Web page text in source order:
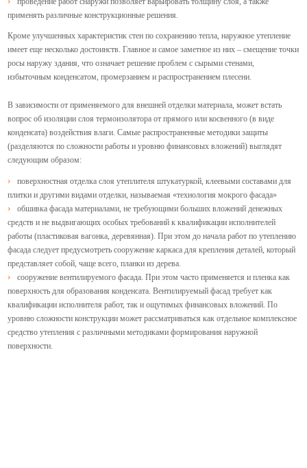
применять различные конструкционные решения.
Кроме улучшенных характеристик стен по сохранению тепла, наружное утепление
имеет еще несколько достоинств.Главное и самое заметное из них – смещение точки
росы наружу здания, что означает решение проблем с сырыми стенами,
избыточным конденсатом, промерзанием и распространением плесени.
В зависимости от применяемого для внешней отделки материала, может встать
вопрос об изоляции слоя термоизолятора от прямого или косвенного (в виде
конденсата) воздействия влаги. Самые распространенные методики защиты
(разделяются по сложности работы и уровню финансовых вложений) выглядят
следующим образом:
поверхностная отделка слоя утеплителя штукатуркой, клеевыми составами для
плитки и другими видами отделки, называемая «технология мокрого фасада»
обшивка фасада материалами, не требующими больших вложений денежных
средств и не выдвигающих особых требований к квалификации исполнителей
работы (пластиковая вагонка, деревянная). При этом до начала работ по утеплению
фасада следует предусмотреть сооружение каркаса для крепления деталей, который
представляет собой, чаще всего, планки из дерева.
сооружение вентилируемого фасада. При этом часто применяется и пленка как
поверхность для образования конденсата. Вентилируемый фасад требует как
квалификации исполнителя работ, так и ощутимых финансовых вложений. По
уровню сложности конструкции может рассматриваться как отдельное комплексное
средство утепления с различными методиками формирования наружной
поверхности.